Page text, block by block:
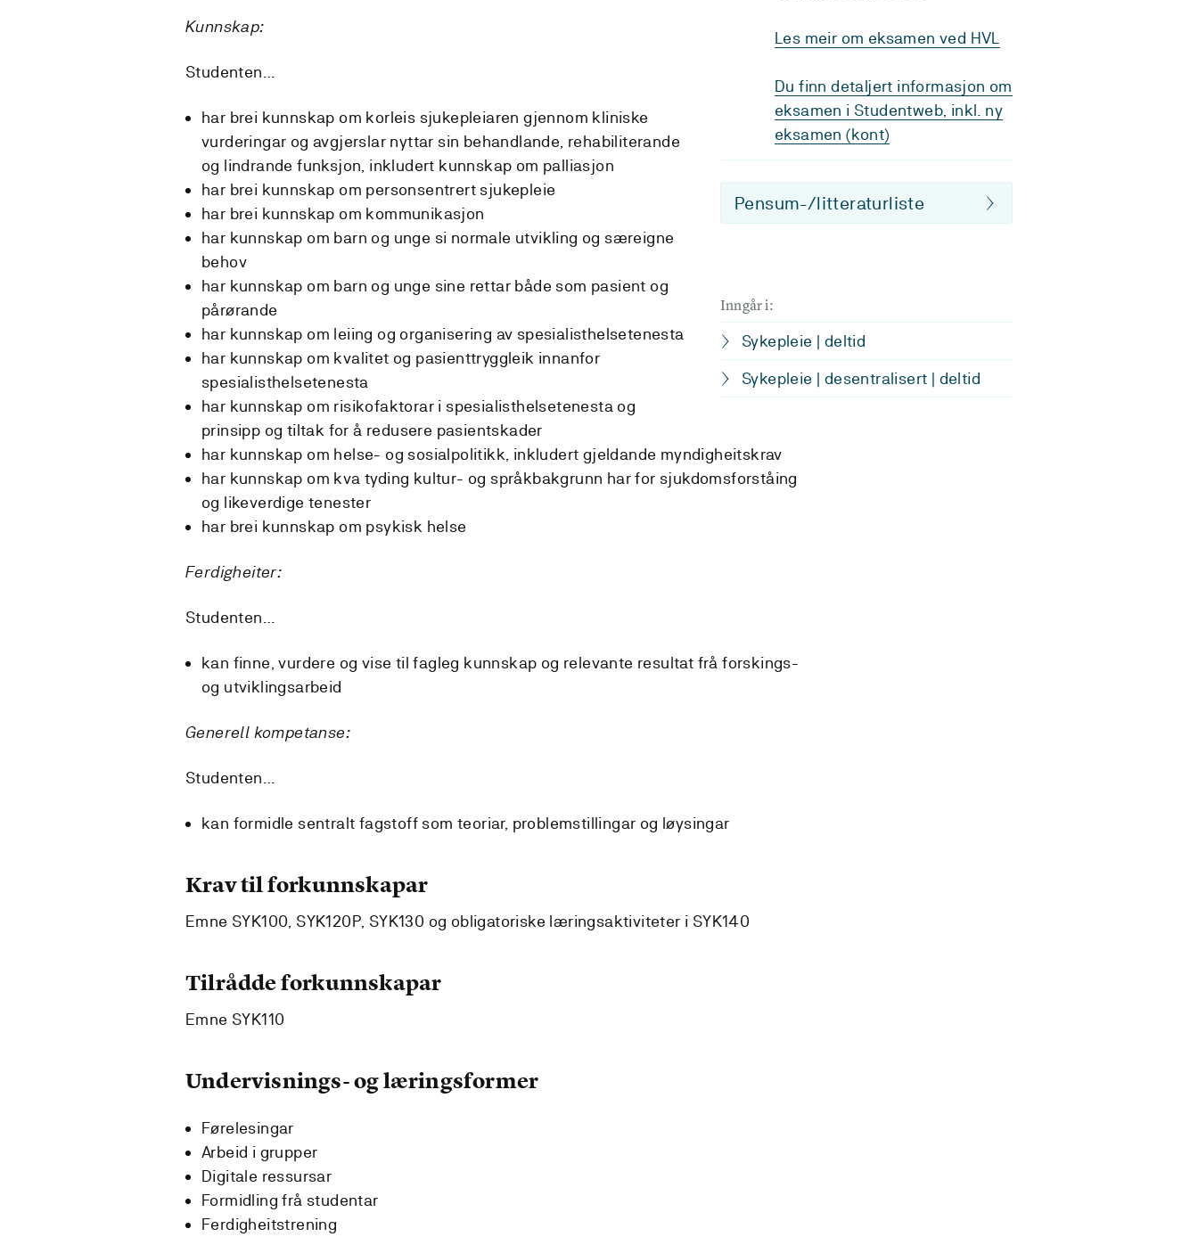
Les meir om eksamen ved HVL
Du finn detaljert informasjon om
eksamen i Studentweb, inkl. ny
eksamen (kont)
Pensum-/litteraturliste
Inngår i:
Sykepleie | deltid
Sykepleie | desentralisert | deltid
Kunnskap:
Studenten…
har brei kunnskap om korleis sjukepleiaren gjennom kliniske
vurderingar og avgjerslar nyttar sin behandlande, rehabiliterande
og lindrande funksjon, inkludert kunnskap om palliasjon
har brei kunnskap om personsentrert sjukepleie
har brei kunnskap om kommunikasjon
har kunnskap om barn og unge si normale utvikling og særeigne
behov
har kunnskap om barn og unge sine rettar både som pasient og
pårørande
har kunnskap om leiing og organisering av spesialisthelsetenesta
har kunnskap om kvalitet og pasienttryggleik innanfor
spesialisthelsetenesta
har kunnskap om risikofaktorar i spesialisthelsetenesta og
prinsipp og tiltak for å redusere pasientskader
har kunnskap om helse- og sosialpolitikk, inkludert gjeldande myndigheitskrav
har kunnskap om kva tyding kultur- og språkbakgrunn har for sjukdomsforståing
og likeverdige tenester
har brei kunnskap om psykisk helse
Ferdigheiter:
Studenten…
kan finne, vurdere og vise til fagleg kunnskap og relevante resultat frå forskings-
og utviklingsarbeid
Generell kompetanse:
Studenten…
kan formidle sentralt fagstoff som teoriar, problemstillingar og løysingar
Krav til forkunnskapar
Emne SYK100, SYK120P, SYK130 og obligatoriske læringsaktiviteter i SYK140
Tilrådde forkunnskapar
Emne SYK110
Undervisnings- og læringsformer
Førelesingar
Arbeid i grupper
Digitale ressursar
Formidling frå studentar
Ferdigheitstrening